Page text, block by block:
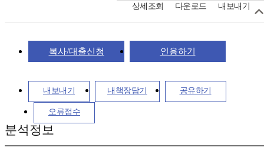
상세조회 다운로드 내보내기
복사/대출신청 인용하기
내보내기 내책장담기 공유하기
오류접수
분석정보